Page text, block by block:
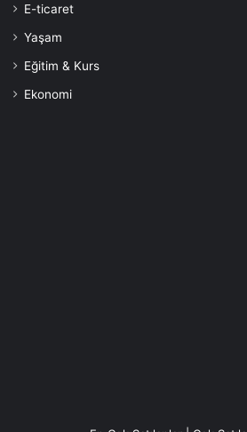
E-ticaret
Yaşam
Eğitim & Kurs
Ekonomi